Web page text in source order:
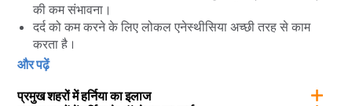
की कम संभावना।
दर्द को कम करने के लिए लोकल एनेस्थीसिया अच्छी तरह से काम
करता है।
जल्दी ठीक होना|
और पढ़ें
प्रमुख शहरों में हर्निया का इलाज